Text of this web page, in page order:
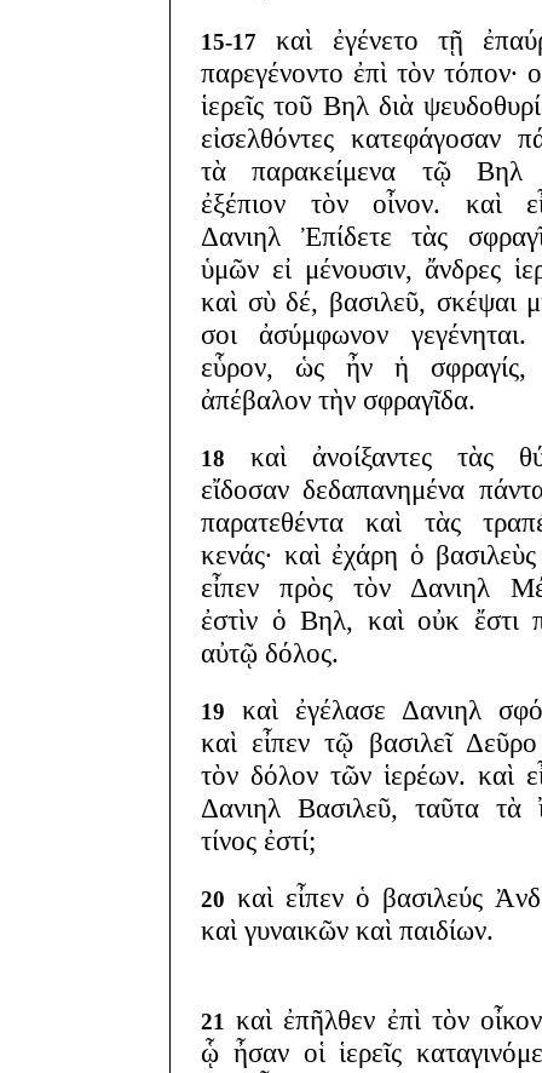
15-17
καὶ ἐγένετο τῇ
παρεγένοντο ἐπὶ τὸν τόπον·
ἱερεῖς τοῦ Βηλ διὰ
εἰσελθόντες κατεφάγοσαν
τὰ παρακείμενα τῷ Βηλ
ἐξέπιον τὸν οἶνον. καὶ
Δανιηλ Ἐπίδετε τὰς
ὑμῶν εἰ μένουσιν, ἄνδρες
καὶ σὺ δέ, βασιλεῦ, σκέψαι
σοι ἀσύμφωνον γεγένηται.
εὗρον, ὡς ἦν ἡ σφραγίς,
ἀπέβαλον τὴν σφραγῖδα.
18
καὶ ἀνοίξαντες τὰς
εἴδοσαν δεδαπανημένα
παρατεθέντα καὶ τὰς
κενάς· καὶ ἐχάρη ὁ
εἶπεν πρὸς τὸν Δανιηλ
ἐστὶν ὁ Βηλ, καὶ οὐκ ἔστι
αὐτῷ δόλος.
19
καὶ ἐγέλασε Δανιηλ
καὶ εἶπεν τῷ βασιλεῖ Δεῦρο
τὸν δόλον τῶν ἱερέων. καὶ
Δανιηλ Βασιλεῦ, ταῦτα τὰ
τίνος ἐστί;
20 καὶ εἶπεν ὁ βασιλεύς
καὶ γυναικῶν καὶ παιδίων.
21 καὶ ἐπῆλθεν ἐπὶ τὸν
ᾧ ἦσαν οἱ ἱερεῖς